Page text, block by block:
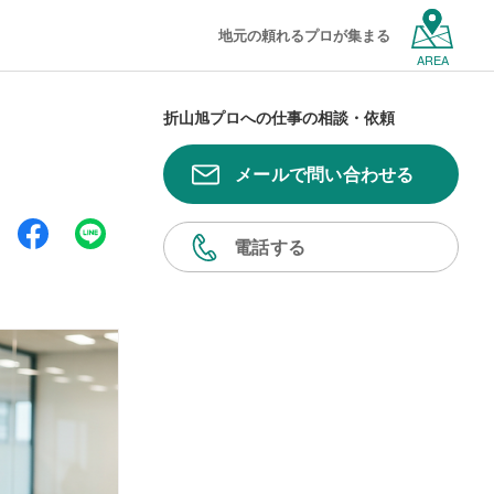
地元の頼れるプロが集まる
AREA
折山旭プロへの仕事の相談・依頼
メールで問い合わせる
電話する